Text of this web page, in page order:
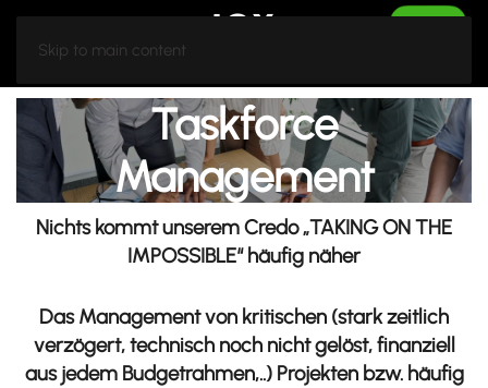
Skip to main content
Taskforce
Management
Nichts kommt unserem Credo „TAKING ON THE
IMPOSSIBLE“ häufig näher
Das Management von kritischen (stark zeitlich
verzögert, technisch noch nicht gelöst, finanziell
aus jedem Budgetrahmen,..) Projekten bzw. häufig